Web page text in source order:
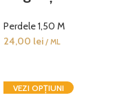
Perdele 1,50 M
24,00 lei / ML
VEZI OPȚIUNI